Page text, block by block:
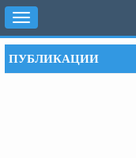
Toggle
navigation
ПУБЛИКАЦИИ